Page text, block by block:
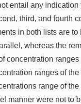
entail any indication
third, and fourth
in both lists are to
whereas the
concentration
ranges of the
range of
manner were not to